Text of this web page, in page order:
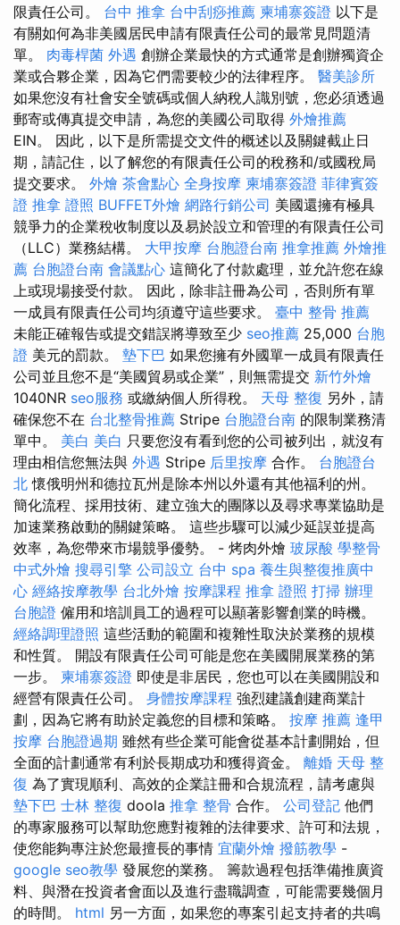
限責任公司。 台中 推拿 台中刮痧推薦 柬埔寨簽證 以下是
有關如何為非美國居民申請有限責任公司的最常見問題清
單。 肉毒桿菌 外遇 創辦企業最快的方式通常是創辦獨資企
業或合夥企業，因為它們需要較少的法律程序。 醫美診所
如果您沒有社會安全號碼或個人納稅人識別號，您必須透過
郵寄或傳真提交申請，為您的美國公司取得 外燴推薦
EIN。 因此，以下是所需提交文件的概述以及關鍵截止日
期，請記住，以了解您的有限責任公司的稅務和/或國稅局
提交要求。 外燴 茶會點心 全身按摩 柬埔寨簽證 菲律賓簽
證 推拿 證照 BUFFET外燴 網路行銷公司 美國還擁有極具
競爭力的企業稅收制度以及易於設立和管理的有限責任公司
（LLC）業務結構。 大甲按摩 台胞證台南 推拿推薦 外燴推
薦 台胞證台南 會議點心 這簡化了付款處理，並允許您在線
上或現場接受付款。 因此，除非註冊為公司，否則所有單
一成員有限責任公司均須遵守這些要求。 臺中 整骨 推薦
未能正確報告或提交錯誤將導致至少 seo推薦 25,000 台胞
證 美元的罰款。 墊下巴 如果您擁有外國單一成員有限責任
公司並且您不是“美國貿易或企業”，則無需提交 新竹外燴
1040NR seo服務 或繳納個人所得稅。 天母 整復 另外，請
確保您不在 台北整骨推薦 Stripe 台胞證台南 的限制業務清
單中。 美白 美白 只要您沒有看到您的公司被列出，就沒有
理由相信您無法與 外遇 Stripe 后里按摩 合作。 台胞證台
北 懷俄明州和德拉瓦州是除本州以外還有其他福利的州。
簡化流程、採用技術、建立強大的團隊以及尋求專業協助是
加速業務啟動的關鍵策略。 這些步驟可以減少延誤並提高
效率，為您帶來市場競爭優勢。 - 烤肉外燴 玻尿酸 學整骨
中式外燴 搜尋引擎 公司設立 台中 spa 養生與整復推廣中
心 經絡按摩教學 台北外燴 按摩課程 推拿 證照 打掃 辦理
台胞證 僱用和培訓員工的過程可以顯著影響創業的時機。
經絡調理證照 這些活動的範圍和複雜性取決於業務的規模
和性質。 開設有限責任公司可能是您在美國開展業務的第
一步。 柬埔寨簽證 即使是非居民，您也可以在美國開設和
經營有限責任公司。 身體按摩課程 強烈建議創建商業計
劃，因為它將有助於定義您的目標和策略。 按摩 推薦 逢甲
按摩 台胞證過期 雖然有些企業可能會從基本計劃開始，但
全面的計劃通常有利於長期成功和獲得資金。 離婚 天母 整
復 為了實現順利、高效的企業註冊和合規流程，請考慮與
墊下巴 士林 整復 doola 推拿 整骨 合作。 公司登記 他們
的專家服務可以幫助您應對複雜的法律要求、許可和法規，
使您能夠專注於您最擅長的事情 宜蘭外燴 撥筋教學 -
google seo教學 發展您的業務。 籌款過程包括準備推廣資
料、與潛在投資者會面以及進行盡職調查，可能需要幾個月
的時間。 html 另一方面，如果您的專案引起支持者的共鳴